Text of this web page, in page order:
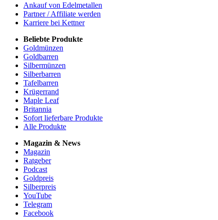
Ankauf von Edelmetallen
Partner / Affiliate werden
Karriere bei Kettner
Beliebte Produkte
Goldmünzen
Goldbarren
Silbermünzen
Silberbarren
Tafelbarren
Krügerrand
Maple Leaf
Britannia
Sofort lieferbare Produkte
Alle Produkte
Magazin & News
Magazin
Ratgeber
Podcast
Goldpreis
Silberpreis
YouTube
Telegram
Facebook